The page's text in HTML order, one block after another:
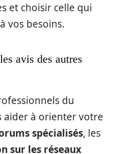
et choisir celle qui
vos besoins.
avis des autres
du
aider à orienter votre
spécialisés, les
sur les réseaux